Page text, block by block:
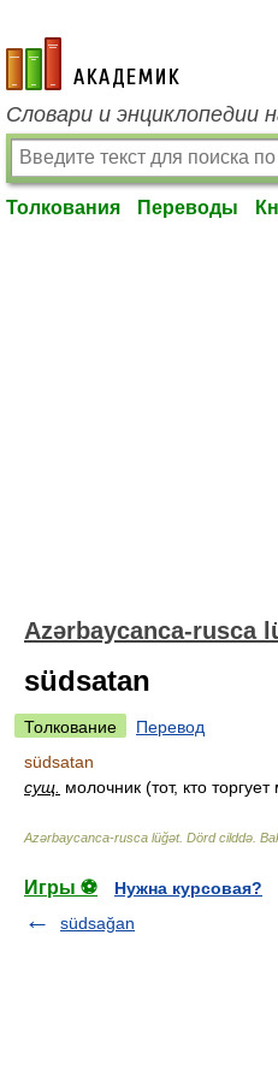
academic.ru
Словари и энциклопедии
Толкования Переводы
Azərbaycanca-rusca
südsatan
Толкование
Перевод
südsatan
сущ. молочник (тот, кто
Azərbaycanca-rusca lüğət. Dörd cilddə.
Игры ⚽
Нужна курсовая?
südsağan